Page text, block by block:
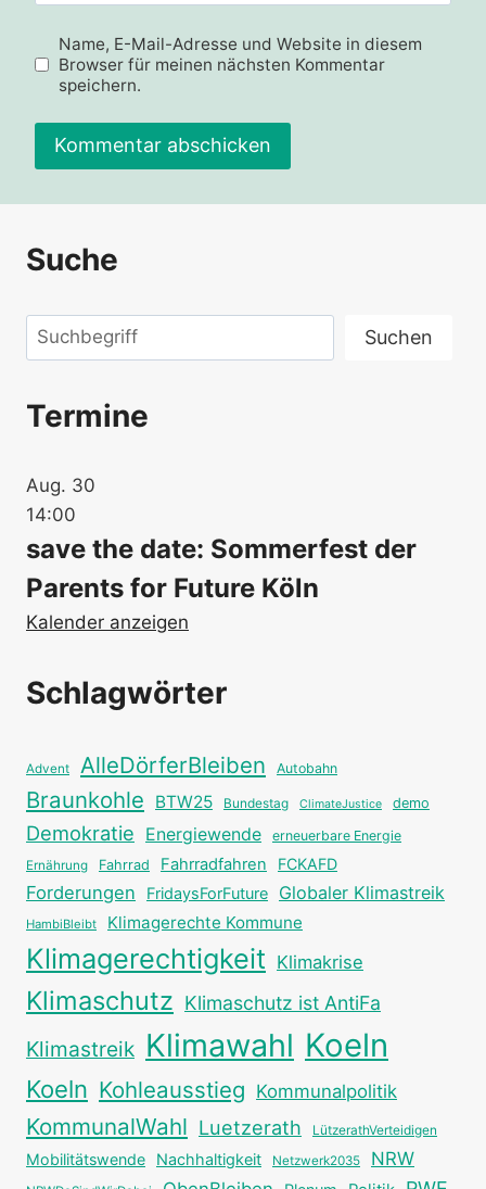
Name, E-Mail-Adresse und Website in diesem
Browser für meinen nächsten Kommentar
speichern.
Suche
Suchen Suchen
Termine
Aug. 30
14:00
save the date: Sommerfest der
Parents for Future Köln
Kalender anzeigen
Schlagwörter
Advent AlleDörferBleiben Autobahn
Braunkohle BTW25 Bundestag ClimateJustice demo
Demokratie Energiewende erneuerbare Energie
Ernährung Fahrrad Fahrradfahren FCKAFD
Forderungen FridaysForFuture Globaler Klimastreik
HambiBleibt Klimagerechte Kommune
Klimagerechtigkeit Klimakrise
Klimaschutz Klimaschutz ist AntiFa
Klimastreik Klimawahl Koeln
Koeln Kohleausstieg Kommunalpolitik
KommunalWahl Luetzerath LützerathVerteidigen
Mobilitätswende Nachhaltigkeit Netzwerk2035 NRW